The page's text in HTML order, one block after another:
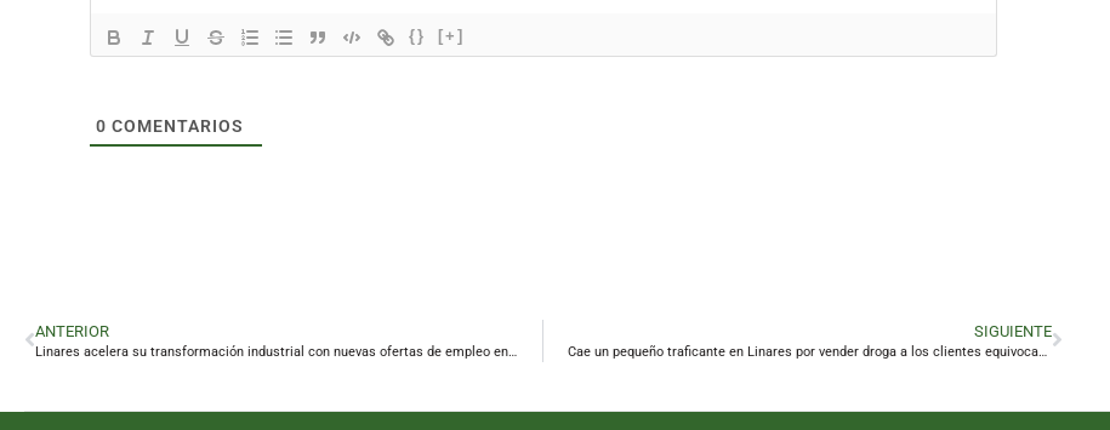
{} [+]
0 COMENTARIOS
ANTERIOR
Linares acelera su transformación industrial con nuevas ofertas de empleo en Santana
SIGUIENTE
Cae un pequeño traficante en Linares por vender droga a los clientes equivocados